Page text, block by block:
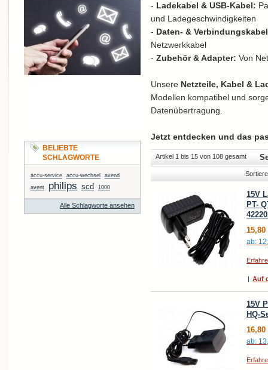
- Ladekabel & USB-Kabel:
und Ladegeschwindigkeiten
- Daten- &
Netzwerkkabel
- Zubehör & Adapter: Von
Unsere Netzteile, Kabel &
Modellen kompatibel und
Datenübertragung.
Jetzt entdecken und das
Artikel 1 bis 15 von 108 gesamt
15V
PT-
15,80
ab:
| Auf
15V
HQ-
16,80
ab:
BELIEBTE
SCHLAGWORTE
accu-service accu-wechsel
avend
avent
philips scd 1000
Alle Schlagworte ansehen